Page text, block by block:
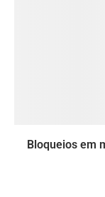
Bloqueios em